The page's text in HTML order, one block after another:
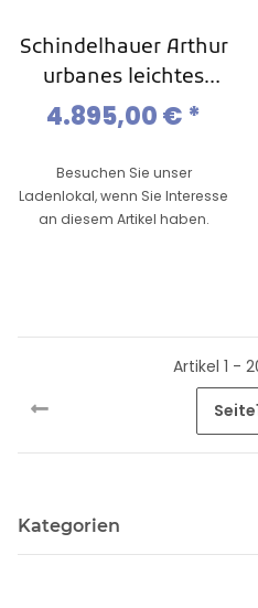
Schindelhauer Arthur
urbanes leichtes
Ebike,Pinion 6/9
4.895,00 € *
Besuchen Sie unser
Ladenlokal, wenn Sie Interesse
an diesem Artikel haben.
Artikel 1 -
Seite
Kategorien